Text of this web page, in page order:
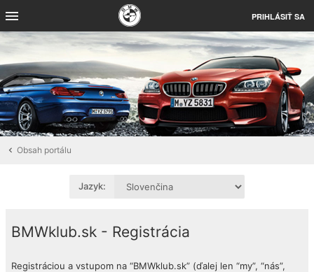
PRIHLÁSIŤ SA
Obsah portálu
Jazyk:
BMWklub.sk - Registrácia
Registráciou a vstupom na “BMWklub.sk” (ďalej len “my”, “nás”,